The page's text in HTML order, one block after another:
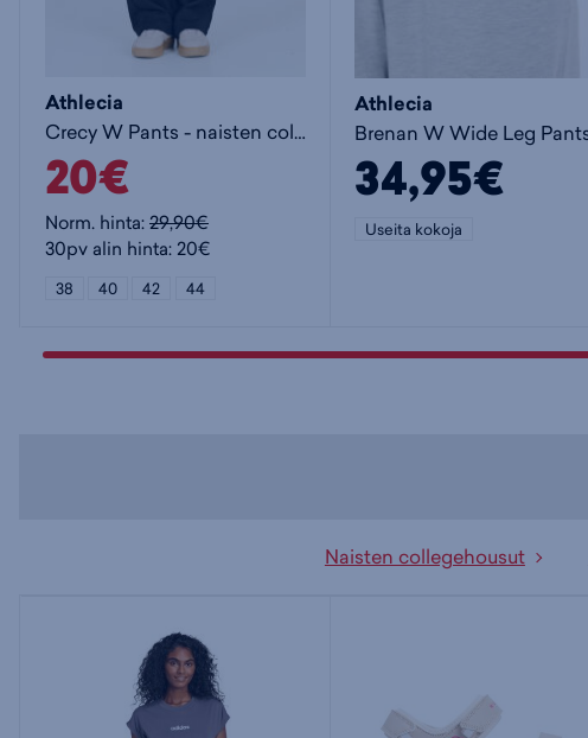
Athlecia
Crecy W Pants - naisten collegehousut
20€
Norm. hinta:29,90€
30pv alin hinta: 20€
38 40 42 44
Athlecia
34,95€
Useita kokoja
Naisten collegehousut